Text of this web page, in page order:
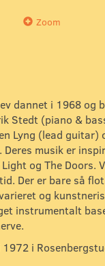
Zoom
dannet i 1968 og
Stedt (piano &
Lyng (lead guitar)
Deres musik er
og The Doors.
Der er bare så
og
instrumentalt
i